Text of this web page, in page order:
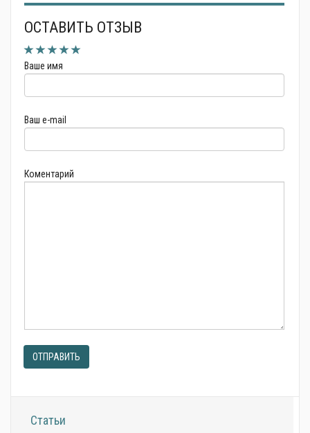
ОСТАВИТЬ ОТЗЫВ
Ваше имя
Ваш e-mail
Коментарий
ОТПРАВИТЬ
Статьи